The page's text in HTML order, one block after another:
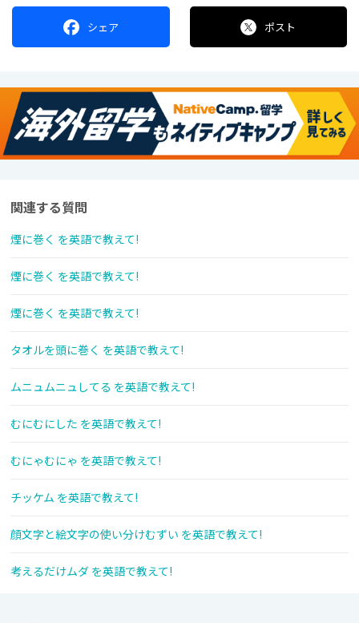
シェア ポスト
関連する質問
煙に巻く を英語で教えて!
煙に巻く を英語で教えて!
煙に巻く を英語で教えて!
タオルを頭に巻く を英語で教えて!
ムニュムニュしてる を英語で教えて!
むにむにした を英語で教えて!
むにゃむにゃ を英語で教えて!
チッケム を英語で教えて!
顔文字と絵文字の使い分けむずい を英語で教えて!
考えるだけムダ を英語で教えて!